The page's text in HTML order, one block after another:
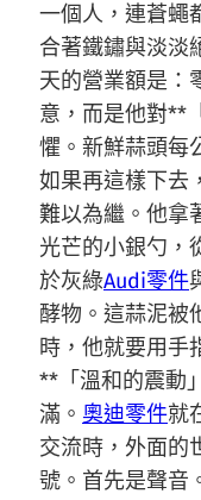
一個人，連蒼蠅
合著鐵鏽與淡淡
天的營業額是：
意，而是他對**
懼。新鮮蒜頭每
如果再這樣下去
難以為繼。他拿
光芒的小銀勺，
於灰綠Audi零件
酵物。這蒜泥被
時，他就要用手
**「溫和的震動
滿。 奧迪零件就
交流時，外面的
號。首先是聲音